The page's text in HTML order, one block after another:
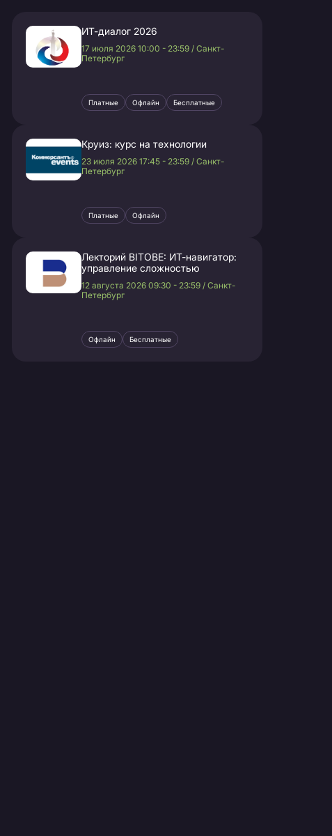
ИТ-диалог 2026
17 июля 2026 10:00 - 23:59 / Санкт-
Петербург
Платные Офлайн Бесплатные
Круиз: курс на технологии
23 июля 2026 17:45 - 23:59 / Санкт-
Петербург
Платные Офлайн
Лекторий BITOBE: ИТ-навигатор:
управление сложностью
12 августа 2026 09:30 - 23:59 / Санкт-
Петербург
Офлайн Бесплатные